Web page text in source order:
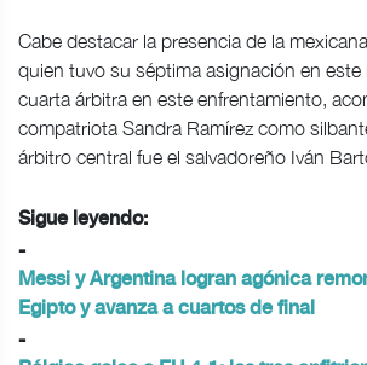
Cabe destacar la presencia de la
quien tuvo su séptima asignación en
cuarta árbitra en este enfrentamiento,
compatriota Sandra Ramírez como
árbitro central fue el salvadoreño Iván
Sigue leyendo:
-
Messi y Argentina logran agónica
Egipto y avanza a cuartos de final
-